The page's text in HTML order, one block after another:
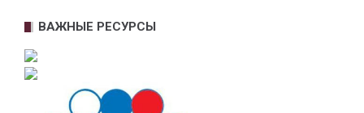
ВАЖНЫЕ РЕСУРСЫ